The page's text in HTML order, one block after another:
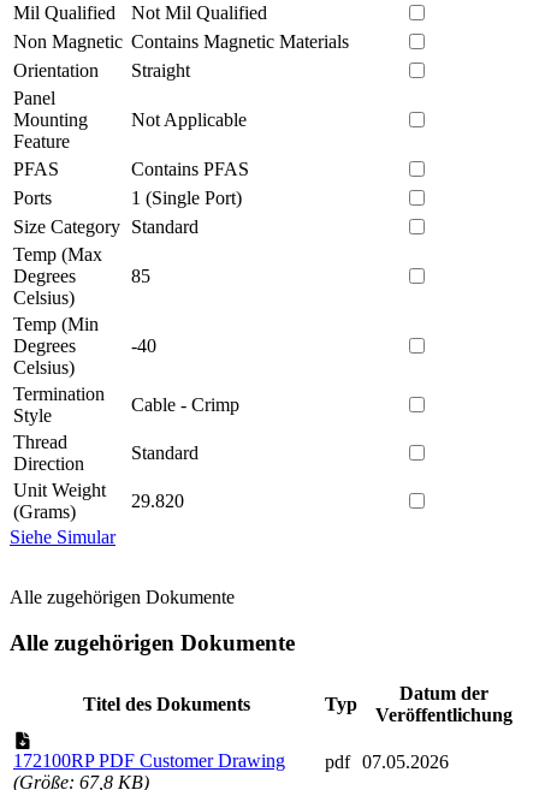
Mil Qualified
Not Mil Qualified
Non Magnetic Contains Magnetic Materials
Orientation
Straight
Panel
Mounting
Feature
Not Applicable
PFAS
Contains PFAS
Ports
1 (Single Port)
Size Category Standard
Temp (Max
Degrees
Celsius)
85
Temp (Min
Degrees
Celsius)
-40
Termination
Style
Cable - Crimp
Thread
Direction
Standard
Unit Weight
(Grams)
29.820
Siehe Simular
Alle zugehörigen Dokumente
Alle zugehörigen Dokumente
Titel des Dokuments Typ
Datum der
Veröffentlichung
172100RP PDF Customer Drawing
(Größe: 67,8 KB)
pdf 07.05.2026